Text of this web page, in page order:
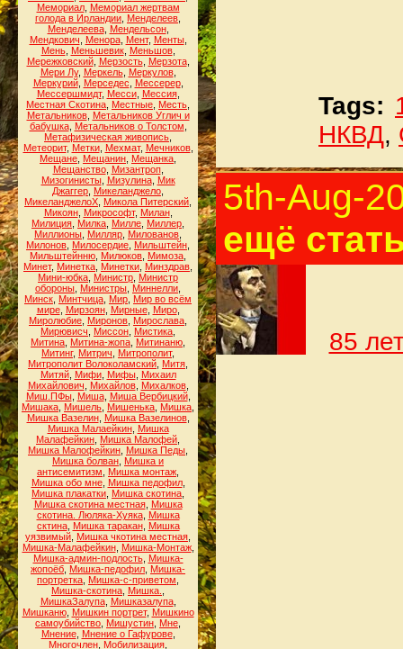
Мемориал, Мемориал жертвам
голода в Ирландии Менделеев
Менделеева, Мендельсон,
Мендкович
Менора, Мент, Менты,
Мень, Меньшевик, Меньшов,
Мережковский, Мерзость, Мерзота,
Мери Лу, Меркель, Меркулов,
Меркурий, Мерседес Мессерер,
Мессершмидт, Месси, Мессия,
Местная Скотина Местные Месть
Метальников, Метальников Углич и
бабушка, Метальников о Толстом
Метафизическая живопись
Метеорит, Метки, Мехмат, Мечников,
Мещане Мещанин Мещанка
Мещанство, Мизантроп,
Мизогинисты, Мизулина, Мик
Джаггер Микеланджело
МикеланджелоХ Микола Питерский
Микоян, Микрософт, Милан,
Милиция Милка Милле Миллер
Миллионы Милляр Милованов
Милонов Милосердие Мильштейн
Мильштейнню Милюков Мимоза
Минет, Минетка Минетки Минздрав
Мини-юбка Министр Министр
обороны Министры Миннелли
Минск Минтчица Мир Мир во всём
мире, Мирзоян, Мирные, Миро,
Миролюбие Миронов Мирослава
Мирювисч
Миссон Мистика
Митина Митина-жопа Митинаню
Митинг, Митрич Митрополит,
Митрополит Волоколамский Митя
Митяй, Мифи, Мифы, Михаил
Михайлович
Михайлов, Михалков,
Миш.ПФы, Миша, Миша Вербицкий,
Мишака Мишель Мишенька Мишка
Мишка Вазелин, Мишка Вазелинов,
Мишка Малаейкин, Мишка
Малафейкин Мишка Малофей
Мишка Малофейкин Мишка Педы
Мишка болван Мишка и
антисемитизм
Мишка монтаж
Мишка обо мне, Мишка педофил,
Мишка плакатки Мишка скотина
Мишка скотина местная, Мишка
скотина. Люляка-Хуяка, Мишка
сктина, Мишка таракан, Мишка
уязвимый Мишка чкотина местная
Мишка-Малафейкин, Мишка-Монтаж,
Мишка-админ-подлость, Мишка-
жопоёб Мишка-педофил Мишка-
портретка Мишка-с-приветом
Мишка-скотина Мишка.
МишкаЗалупа, Мишказалупа,
Мишканю, Мишкин портрет, Мишкино
самоубийство Мишустин Мне
Мнение, Мнение о Гафурове,
Многочлен Мобилизация
Tags:
НКВД,
5th-Aug-
ещё
85